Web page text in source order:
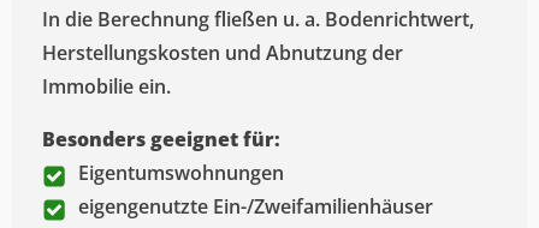
In die Berechnung fließen u. a. Bodenrichtwert,
Herstellungskosten und Abnutzung der
Immobilie ein.
Besonders geeignet für:
Eigentumswohnungen
eigengenutzte Ein-/Zweifamilienhäuser